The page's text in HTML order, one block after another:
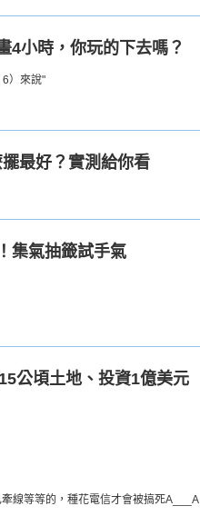
4小時，你玩的下去嗎？
）來說"
最好？實測給你看
集氣抽籤試手氣
公頃土地、投資1億美元
線等等的，種花電信才會被搞死A___A